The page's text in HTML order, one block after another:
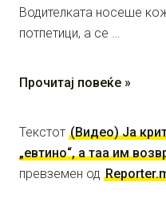
Водителката носеше
потпетици, а се …
Прочитај повеќе »
Текстот (Видео) Ја
„евтино“, а таа им
превземен од